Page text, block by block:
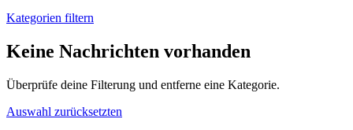
Kategorien filtern
Keine Nachrichten vorhanden
Überprüfe deine Filterung und entferne eine Kategorie.
Auswahl zurücksetzten